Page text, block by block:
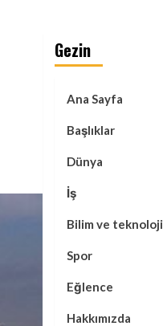
Gezin
Ana Sayfa
Başlıklar
Dünya
İş
Bilim ve teknoloji
Spor
Eğlence
Hakkımızda